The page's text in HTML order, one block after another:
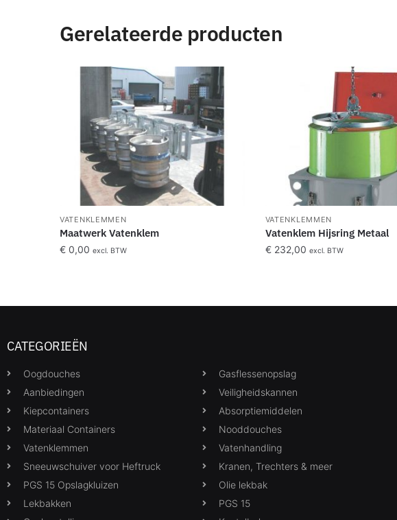
Gerelateerde producten
VATENKLEMMEN
Maatwerk Vatenklem
€ 0,00 excl. BTW
VATENKLEMMEN
Vatenklem Hijsring Metaal
€232,00 excl. BTW
CATEGORIEËN
Oogdouches
Aanbiedingen
Kiepcontainers
Materiaal Containers
Vatenklemmen
Sneeuwschuiver voor Heftruck
PGS 15 Opslagkluizen
Lekbakken
Gasflessenopslag
Veiligheidskannen
Absorptiemiddelen
Nooddouches
Vatenhandling
Kranen, Trechters & meer
Olie lekbak
PGS 15